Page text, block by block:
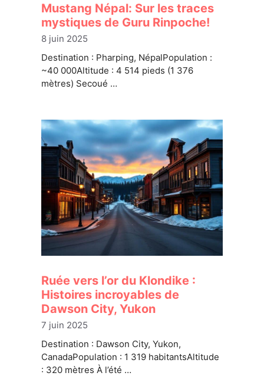
Mustang Népal: Sur les traces
mystiques de Guru Rinpoche!
8 juin 2025
Destination : Pharping, NépalPopulation :
~40 000Altitude : 4 514 pieds (1 376
mètres) Secoué …
Ruée vers l’or du Klondike :
Histoires incroyables de
Dawson City, Yukon
7 juin 2025
Destination : Dawson City, Yukon,
CanadaPopulation : 1 319 habitantsAltitude
: 320 mètres À l’été …